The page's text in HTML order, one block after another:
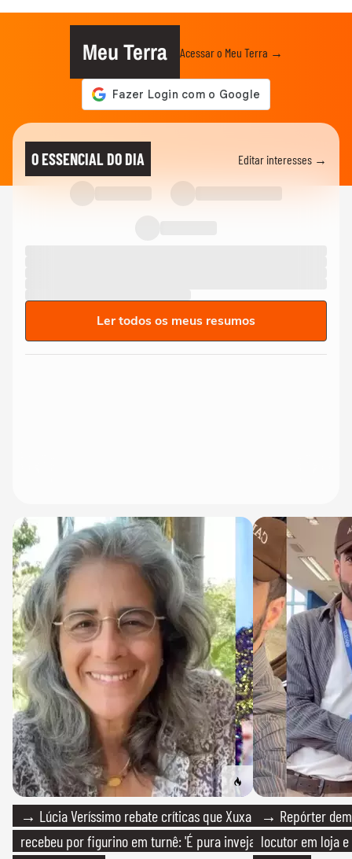
Meu Terra Acessar o Meu Terra →
O ESSENCIAL DO DIA Editar interesses →
Ler todos os meus resumos
→ Lúcia Veríssimo rebate críticas que Xuxa
recebeu por figurino em turnê: 'É pura inveja
→ Repórter
locutor em loja